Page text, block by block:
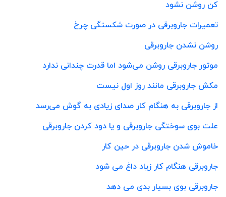
کن روشن نشود
تعمیرات جاروبرقی در صورت شکستگی چرخ
روشن نشدن جاروبرقی
موتور جاروبرقی روشن می‌شود اما قدرت چندانی ندارد
مکش جاروبرقی مانند روز اول نیست
از جاروبرقی به هنگام کار صدای زیادی به گوش می‌رسد
علت بوی سوختگی جاروبرقی و یا دود کردن جاروبرقی
خاموش شدن جاروبرقی در حین کار
جاروبرقی هنگام کار زیاد داغ می شود
جاروبرقی بوی بسیار بدی می دهد